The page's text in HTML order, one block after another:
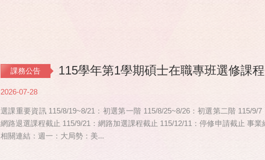
課務公告 115學年第1學期碩士在職專班選修課
2026-07-28
選課重要資訊 115/8/19~8/21：初選第一階 115/8/25~8/26：初選第二階 115/9/
網路退選課程截止 115/9/21：網路加選課程截止 115/12/11：停修申請截止 事
相關連結：週一：大局勢：美...